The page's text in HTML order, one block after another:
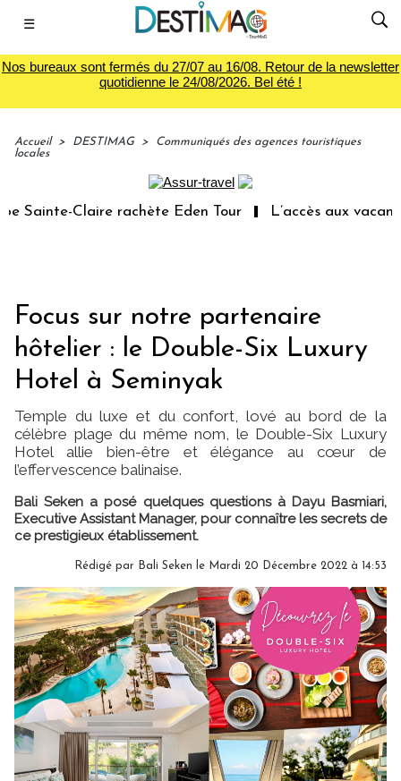
☰
Nos bureaux sont fermés du 27/07 au 16/08. Retour de la newsletter
quotidienne le 24/08/2026. Bel été !
Accueil > DESTIMAG >
Communiqués des agences touristiques
locales
Claire rachète Eden Tour L’accès aux
Focus sur notre partenaire
hôtelier : le Double-Six Luxury
Hotel à Seminyak
Temple du luxe et du confort, lové au bord de la
célèbre plage du même nom, le Double-Six Luxury
Hotel allie bien-être et élégance au cœur de
l’effervescence balinaise.
Bali Seken a posé quelques questions à Dayu Basmiari,
Executive Assistant Manager, pour connaître les secrets de
ce prestigieux établissement.
Rédigé par Bali Seken le Mardi 20 Décembre 2022 à 14:53